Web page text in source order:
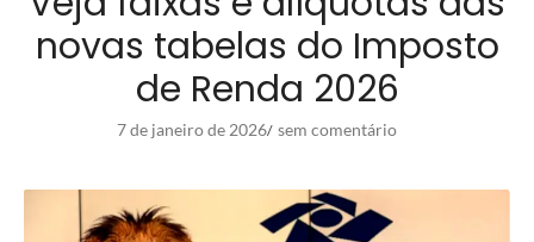
novas tabelas do Imposto
de Renda 2026
7 de janeiro de 2026/ sem comentário